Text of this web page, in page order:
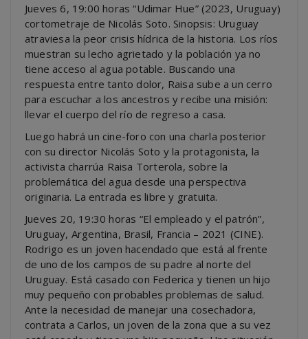
Jueves 6, 19:00 horas “Udimar Hue” (2023, Uruguay)
cortometraje de Nicolás Soto. Sinopsis: Uruguay
atraviesa la peor crisis hídrica de la historia. Los ríos
muestran su lecho agrietado y la población ya no
tiene acceso al agua potable. Buscando una
respuesta entre tanto dolor, Raisa sube a un cerro
para escuchar a los ancestros y recibe una misión:
llevar el cuerpo del río de regreso a casa.
Luego habrá un cine-foro con una charla posterior
con su director Nicolás Soto y la protagonista, la
activista charrúa Raisa Torterola, sobre la
problemática del agua desde una perspectiva
originaria. La entrada es libre y gratuita.
Jueves 20, 19:30 horas “El empleado y el patrón”,
Uruguay, Argentina, Brasil, Francia – 2021 (CINE).
Rodrigo es un joven hacendado que está al frente
de uno de los campos de su padre al norte del
Uruguay. Está casado con Federica y tienen un hijo
muy pequeño con probables problemas de salud.
Ante la necesidad de manejar una cosechadora,
contrata a Carlos, un joven de la zona que a su vez